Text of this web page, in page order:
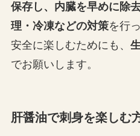
保存し、内臓を早めに除
理・冷凍などの対策を行
安全に楽しむためにも、
でお願いします。
肝醤油で刺身を楽しむ